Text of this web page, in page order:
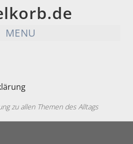
MENU
zu allen Themen des Alltags